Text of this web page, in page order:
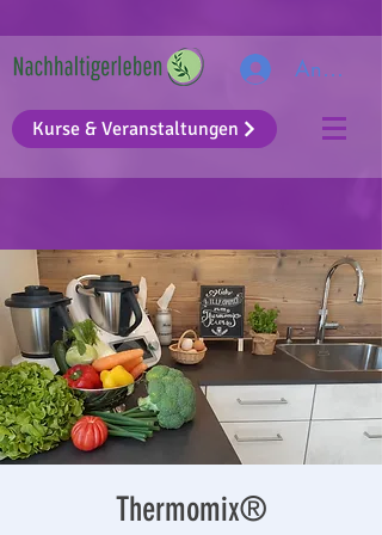
Anmelden
Kurse & Veranstaltungen
Thermomix®